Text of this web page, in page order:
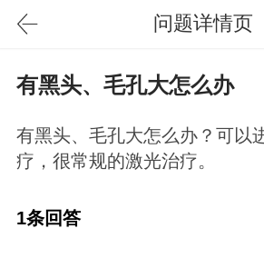
问题详情页
有黑头、毛孔大怎么办
有黑头、毛孔大怎么办？可以
疗，很常规的激光治疗。
1条回答